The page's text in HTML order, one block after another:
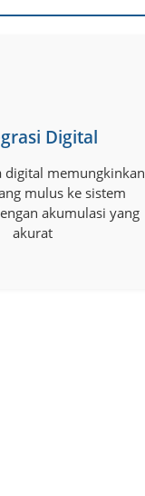
Digital
digital memungkinkan
mulus ke sistem
akumulasi yang
akurat